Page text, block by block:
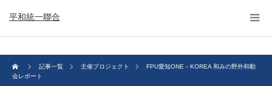
平和統一聯合
記事一覧 主催プロジェクト
FPU愛知ONE－KOREA 和みの野外和動
会レポート